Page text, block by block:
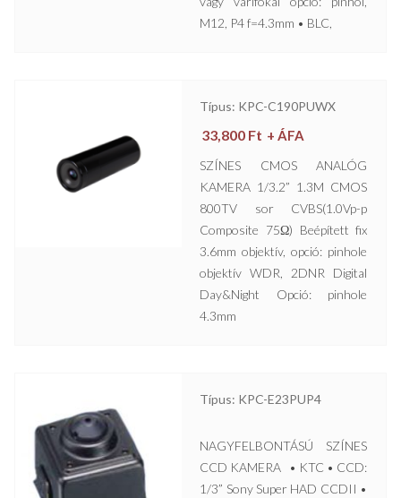
M12, P4 f=4.3mm • BLC,
Típus: KPC-C190PUWX
33,800 Ft + ÁFA
SZÍNES CMOS ANALÓG
KAMERA 1/3.2” 1.3M CMOS
800TV sor CVBS(1.0Vp-p
Composite 75Ω) Beépített fix
3.6mm objektív, opció: pinhole
objektív WDR, 2DNR Digital
Day&Night Opció: pinhole
4.3mm
Típus: KPC-E23PUP4
NAGYFELBONTÁSÚ SZÍNES
CCD KAMERA • KTC • CCD:
1/3” Sony Super HAD CCDII •